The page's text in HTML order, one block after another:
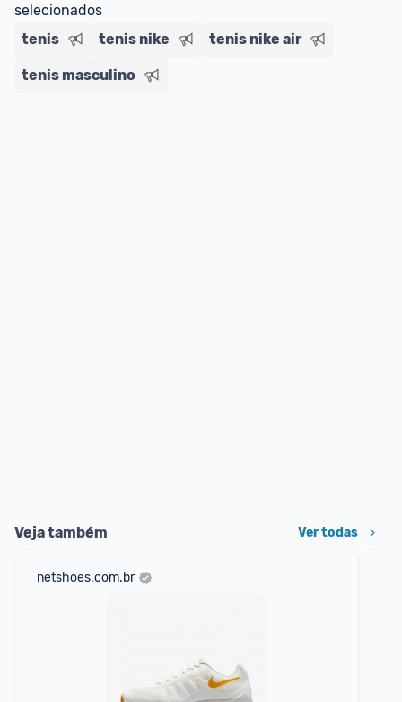
selecionados
tenis
tenis nike tenis nike air
tenis masculino
Veja também Ver todas
netshoes.com.br